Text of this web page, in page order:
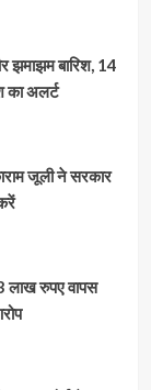
बारिश, 14
का अलर्ट
जूली ने सरकार
लाख रुपए वापस